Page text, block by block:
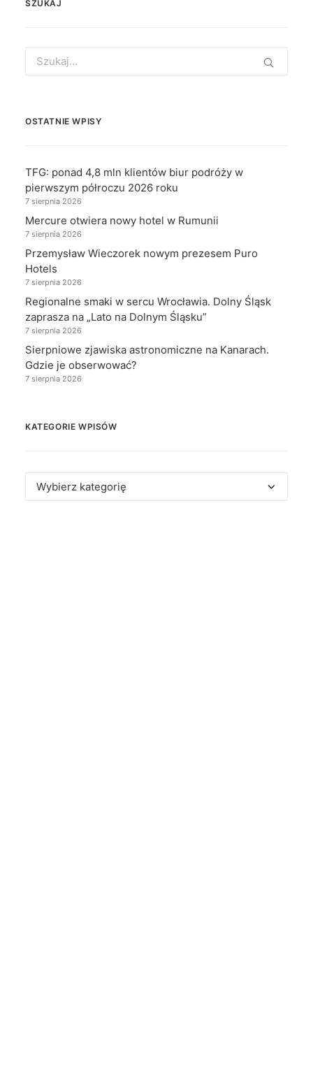
SZUKAJ
for:
OSTATNIE WPISY
TFG: ponad 4,8 mln klientów biur podróży w
pierwszym półroczu 2026 roku
7 sierpnia 2026
Mercure otwiera nowy hotel w Rumunii
7 sierpnia 2026
Przemysław Wieczorek nowym prezesem Puro
Hotels
7 sierpnia 2026
Regionalne smaki w sercu Wrocławia. Dolny Śląsk
zaprasza na „Lato na Dolnym Śląsku”
7 sierpnia 2026
Sierpniowe zjawiska astronomiczne na Kanarach.
Gdzie je obserwować?
7 sierpnia 2026
KATEGORIE WPISÓW
Kategorie